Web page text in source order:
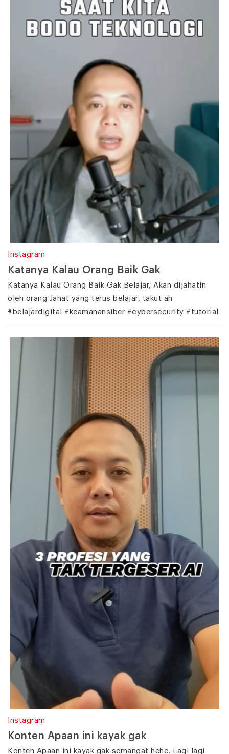
Instagram
Katanya Kalau Orang Baik Gak
Katanya Kalau Orang Baik Gak Belajar, Akan dijahatin
oleh orang Jahat yang terus belajar, takut ah
#belajardigital #keamanansiber #cybersecurity #tutorial
Instagram
Konten Apaan ini kayak gak
Konten Apaan ini kayak gak semangat hehe. Lagi lagi